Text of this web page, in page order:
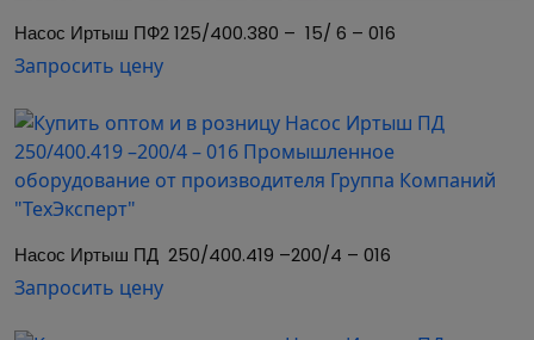
Насос Иртыш ПФ2 125/400.380 –  15/ 6 – 016
Запросить цену
Насос Иртыш ПД  250/400.419 –200/4 – 016
Запросить цену